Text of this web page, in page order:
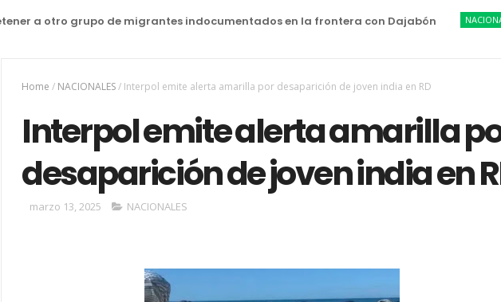
otro grupo de migrantes indocumentados en la frontera con Dajabón NACIONALES
Home / NACIONALES/ Interpol emite alerta amarilla por desaparición de joven india en RD
Interpol emite alerta amarilla
desaparición de joven india en
marzo 13, 2025 NACIONALES